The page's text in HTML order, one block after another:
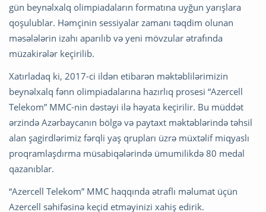
gün beynəlxalq olimpiadaların formatına uyğun yarışlara
qoşulublar. Həmçinin sessiyalar zamanı təqdim olunan
məsələlərin izahı aparılıb və yeni mövzular ətrafında
müzakirələr keçirilib.
Xatırladaq ki, 2017-ci ildən etibarən məktəblilərimizin
beynəlxalq fənn olimpiadalarına hazırlıq prosesi “Azercell
Telekom” MMC-nin dəstəyi ilə həyata keçirilir. Bu müddət
ərzində Azərbaycanın bölgə və paytaxt məktəblərində təhsil
alan şagirdlərimiz fərqli yaş qrupları üzrə müxtəlif miqyaslı
proqramlaşdırma müsabiqələrində ümumilikdə 80 medal
qazanıblar.
“Azercell Telekom” MMC haqqında ətraflı məlumat üçün
Azercell səhifəsinə keçid etməyinizi xahiş edirik.